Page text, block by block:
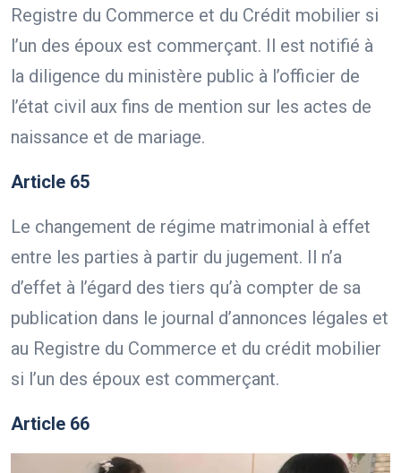
Registre du Commerce et du Crédit mobilier si
l’un des époux est commerçant. Il est notifié à
la diligence du ministère public à l’officier de
l’état civil aux fins de mention sur les actes de
naissance et de mariage.
Article 65
Le changement de régime matrimonial à effet
entre les parties à partir du jugement. Il n’a
d’effet à l’égard des tiers qu’à compter de sa
publication dans le journal d’annonces légales et
au Registre du Commerce et du crédit mobilier
si l’un des époux est commerçant.
Article 66